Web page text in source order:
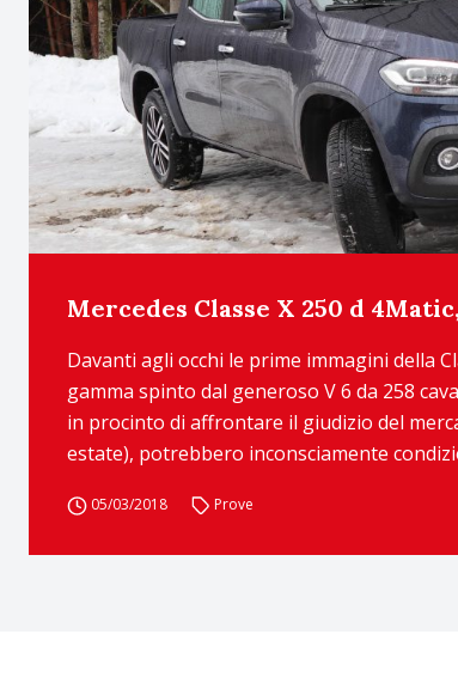
Mercedes Classe X 250 d
Davanti agli occhi le prime immagini della
gamma spinto dal generoso V 6 da 258
in procinto di affrontare il giudizio del
estate), potrebbero inconsciamente
05/03/2018 Prove